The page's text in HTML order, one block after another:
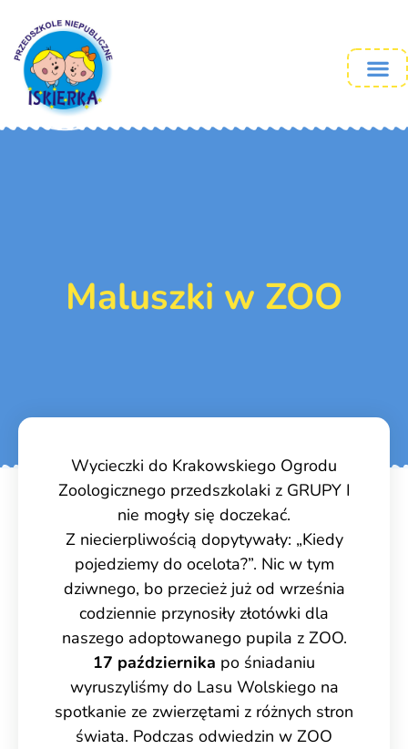
Maluszki w ZOO
Wycieczki do Krakowskiego Ogrodu
Zoologicznego przedszkolaki z GRUPY I
nie mogły się doczekać.
Z niecierpliwością dopytywały: „Kiedy
pojedziemy do ocelota?”. Nic w tym
dziwnego, bo przecież już od września
codziennie przynosiły złotówki dla
naszego adoptowanego pupila z ZOO.
17 października po śniadaniu
wyruszyliśmy do Lasu Wolskiego na
spotkanie ze zwierzętami z różnych stron
świata. Podczas odwiedzin w ZOO